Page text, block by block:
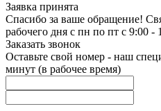
Заявка принята
Спасибо за ваше обращение!
рабочего дня с пн по пт с 9:00
Заказать звонок
Оставьте свой номер - наш
минут (в рабочее время)